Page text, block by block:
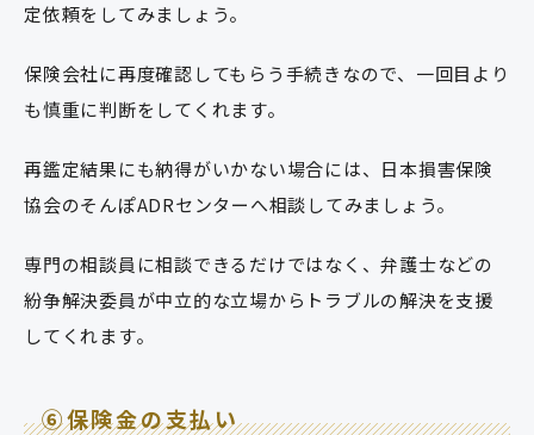
定依頼をしてみましょう。
保険会社に再度確認してもらう手続きなので、一回目より
も慎重に判断をしてくれます。
再鑑定結果にも納得がいかない場合には、日本損害保険
協会のそんぽADRセンターへ相談してみましょう。
専門の相談員に相談できるだけではなく、弁護士などの
紛争解決委員が中立的な立場からトラブルの解決を支援
してくれます。
⑥保険金の支払い